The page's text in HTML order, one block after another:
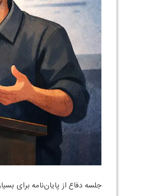
جلسه دفاع از پایان‌نامه برای